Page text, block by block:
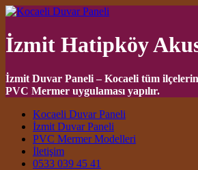
İzmit Hatipköy
İzmit Duvar Paneli – Kocaeli tüm
PVC Mermer uygulaması yapılır.
Main Navigation
Kocaeli Duvar Paneli
İzmit Duvar Paneli
PVC Mermer Modelleri
İletişim
0533 039 45 41